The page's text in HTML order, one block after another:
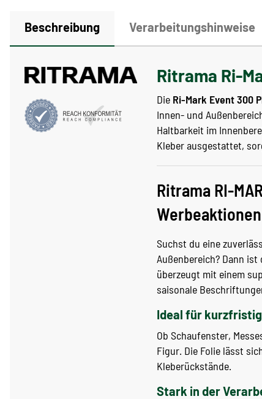
Beschreibung Verarbeitungshinweise
Ritrama Ri-
Die Ri-Mark Event 300
Innen- und
Haltbarkeit im
Kleber ausgestattet,
Ritrama RI-
Werbeaktionen
Suchst du eine
Außenbereich? Dann ist
überzeugt mit einem
saisonale
Ideal für
Ob Schaufenster,
Figur. Die Folie lässt
Kleberückstände.
Stark in der